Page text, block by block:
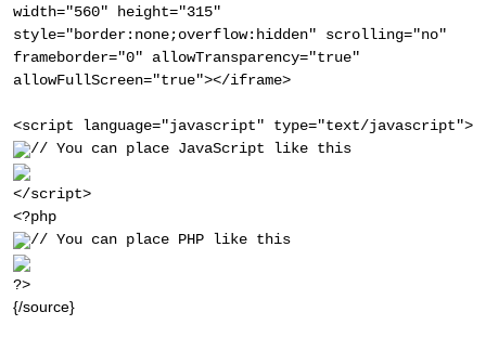
width="560" height="315"
style="border:none;overflow:hidden" scrolling="no"
frameborder="0" allowTransparency="true"
allowFullScreen="true"></iframe>
<script language="javascript" type="text/javascript">
// You can place JavaScript like this
</script>
<?php
// You can place PHP like this
?>
{/source}